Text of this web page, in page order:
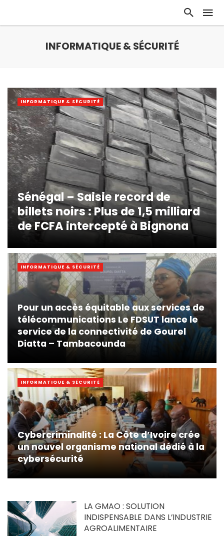
INFORMATIQUE & SÉCURITÉ
Sénégal – Saisie record de
billets noirs : Plus de 1,5 milliard
de FCFA intercepté à Bignona
INFORMATIQUE & SÉCURITÉ
Pour un accès équitable aux services de
télécommunications Le FDSUT lance le
service de la connectivité de Gourel
Diatta – Tambacounda
INFORMATIQUE & SÉCURITÉ
Cybercriminalité : La Côte d’Ivoire crée
un nouvel organisme national dédié à la
cybersécurité
INFORMATIQUE & SÉCURITÉ
LA GMAO : SOLUTION
INDISPENSABLE DANS L’INDUSTRIE
AGROALIMENTAIRE